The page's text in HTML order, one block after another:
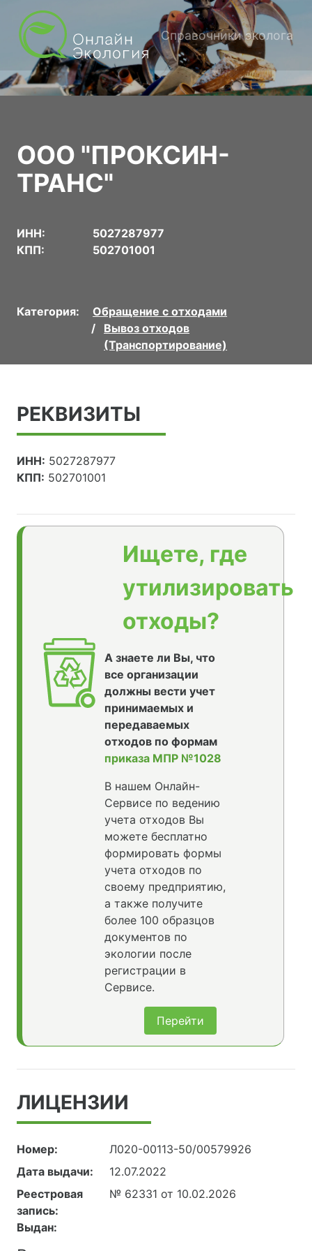
Справочники эколога
ООО "ПРОКСИН-
ТРАНС"
ИНН:
5027287977
КПП:
502701001
Категория:
Обращение с отходами
Вывоз отходов
(Транспортирование)
РЕКВИЗИТЫ
ИНН: 5027287977
КПП: 502701001
Ищете, где
утилизировать
отходы?
А знаете ли Вы, что
все организации
должны вести учет
принимаемых и
передаваемых
отходов по формам
приказа МПР №1028
В нашем Онлайн-
Сервисе по ведению
учета отходов Вы
можете бесплатно
формировать формы
учета отходов по
своему предприятию,
а также получите
более 100 образцов
документов по
экологии после
регистрации в
Сервисе.
Перейти
ЛИЦЕНЗИИ
Номер:
Л020-00113-50/00579926
Дата выдачи:
12.07.2022
Реестровая
запись:
№ 62331 от 10.02.2026
Выдан: